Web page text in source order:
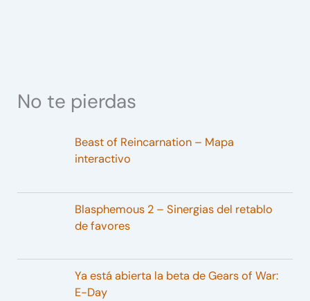
No te pierdas
Beast of Reincarnation – Mapa
interactivo
Blasphemous 2 – Sinergias del retablo
de favores
Ya está abierta la beta de Gears of War:
E-Day